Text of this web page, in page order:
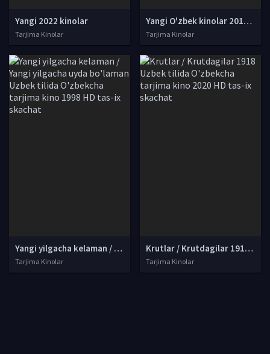
Yangi 2022 kinolar
Tarjima Kinolar
Yangi O'zbek kinolar 2010-2011-2012-2013-2014-2015-2016-2017-2018-2019-2020-2021-2022-2023-2024-2025 O'zbek tilida Uzbek tarjima Full HD
Tarjima Kinolar
Yangi yilgacha kelaman / Yangi yilgacha uyda bo'laman Uzbek tilida O'zbekcha tarjima kino 1998 HD tas-ix skachat
Tarjima Kinolar
Krutlar / Krutdagilar 1918 Uzbek tilida O'zbekcha tarjima kino 2020 HD tas-ix skachat
Tarjima Kinolar